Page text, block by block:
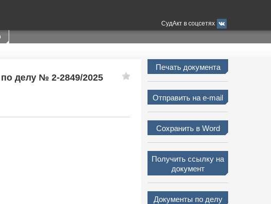
СудАкт в соцсетях
делу № 2-2849/2025
Печать документа
Отправить на e-mail
Сохранить в Word
Получить ссылку на
документ
Документы по делу